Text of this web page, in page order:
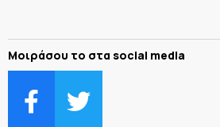
Μοιράσου το στα social media